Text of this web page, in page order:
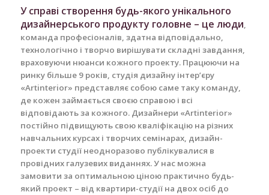
У справі створення будь-якого унікального
дизайнерського продукту головне – це люди,
команда професіоналів, здатна відповідально,
технологічно і творчо вирішувати складні завдання,
враховуючи нюанси кожного проекту. Працюючи на
ринку більше 9 років, студія дизайну інтер’єру
«Artinterior» представляє собою саме таку команду,
де кожен займається своєю справою і всі
відповідають за кожного. Дизайнери «Artinterior»
постійно підвищують свою кваліфікацію на різних
навчальних курсах і творчих семінарах, дизайн-
проекти студії неодноразово публікувалися в
провідних галузевих виданнях. У нас можна
замовити за оптимальною ціною практично будь-
який проект – від квартири-студії на двох осіб до